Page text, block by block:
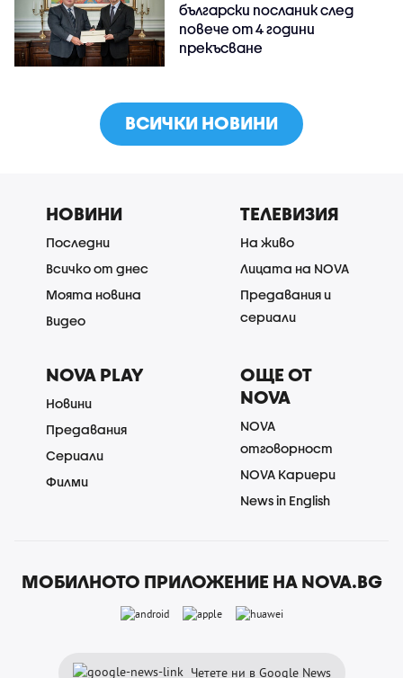
български посланик след
повече от 4 години
прекъсване
ВСИЧКИ НОВИНИ
НОВИНИ
Последни
Всичко от днес
Моята новина
Видео
ТЕЛЕВИЗИЯ
На живо
Лицата на NOVA
Предавания и
сериали
NOVA PLAY
Новини
Предавания
Сериали
Филми
ОЩЕ ОТ
NOVA
NOVA
отговорност
NOVA Кариери
News in English
МОБИЛНОТО ПРИЛОЖЕНИЕ НА NOVA.BG
Четете ни в Google News